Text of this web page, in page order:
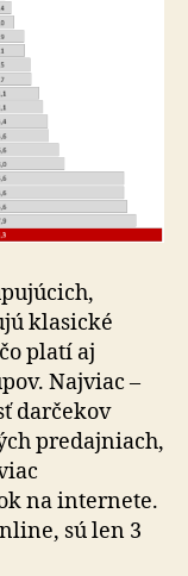
klasické
platí aj
Najviac –
darčekov
predajniach,
na internete.
sú len 3